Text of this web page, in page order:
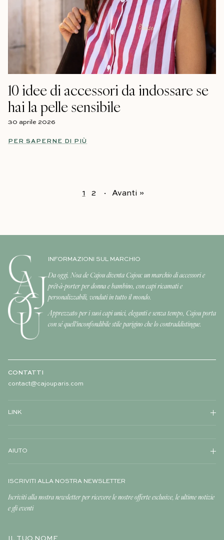
10 idee di accessori da indossare se
hai la pelle sensibile
30 aprile 2026
PER SAPERNE DI PIÙ
1 2 · Avanti »
INFORMAZIONI SUL MARCHIO
Da oggi, Noa de Cajou diventa Cajou: un marchio di accessori e
prêt-à-porter per donna e bambino, con capi ricamati e
personalizzabili, venduti in tutto il mondo.
Apprezzato per i suoi capi unici, eleganti e senza tempo, Cajou porta
con sé quell'inconfondibile stile parigino che lo contraddistingue.
CONTATTI
contact@cajouparis.com
LINK
AIUTO
ISCRIVITI ALLA NOSTRA NEWSLETTER
Iscriviti alla nostra newsletter per ricevere le nostre offerte esclusive, le ultime notizie
e gli eventi